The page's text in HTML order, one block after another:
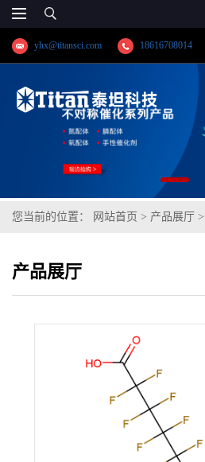
yhx@titansci.com 18616708014
您当前的位置： 网站首页 > 产品展厅 >
13C6（泰坦现货供应）
产品展厅